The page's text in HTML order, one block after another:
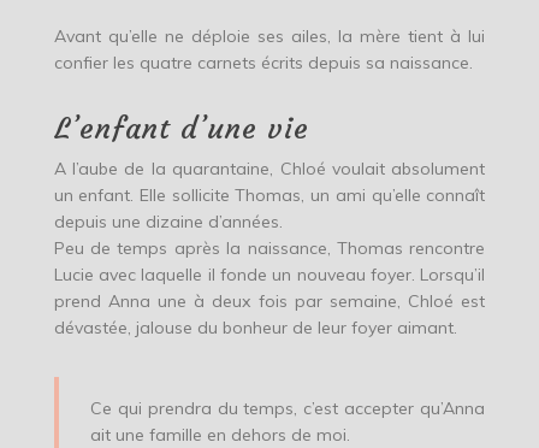
Avant qu’elle ne déploie ses ailes, la mère tient à lui
confier les quatre carnets écrits depuis sa naissance.
L’enfant d’une vie
A l’aube de la quarantaine, Chloé voulait absolument
un enfant. Elle sollicite Thomas, un ami qu’elle connaît
depuis une dizaine d’années.
Peu de temps après la naissance, Thomas rencontre
Lucie avec laquelle il fonde un nouveau foyer. Lorsqu’il
prend Anna une à deux fois par semaine, Chloé est
dévastée, jalouse du bonheur de leur foyer aimant.
Ce qui prendra du temps, c’est accepter qu’Anna
ait une famille en dehors de moi.